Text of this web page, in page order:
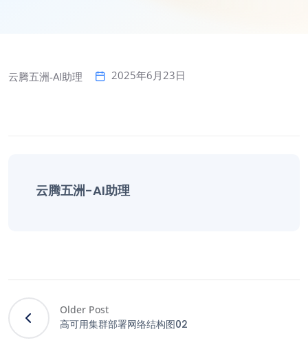
云腾五洲-AI助理 2025年6月23日
云腾五洲-AI助理
Older Post
高可用集群部署网络结构图02